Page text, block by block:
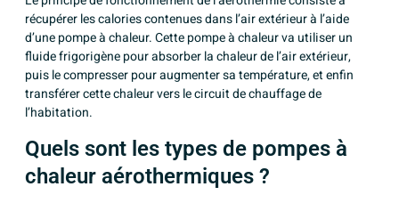
récupérer les calories contenues dans l’air extérieur à l’aide
d’une pompe à chaleur. Cette pompe à chaleur va utiliser un
fluide frigorigène pour absorber la chaleur de l’air extérieur,
puis le compresser pour augmenter sa température, et enfin
transférer cette chaleur vers le circuit de chauffage de
l’habitation.
Quels sont les types de pompes à
chaleur aérothermiques ?